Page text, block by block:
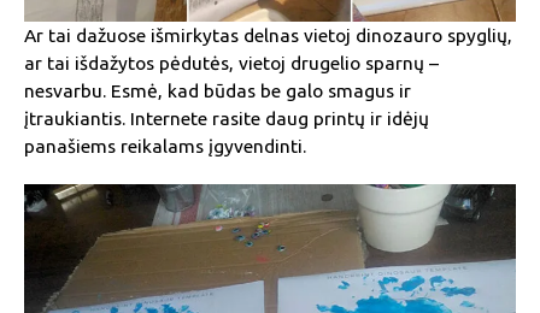
Ar tai dažuose išmirkytas delnas vietoj dinozauro spyglių,
ar tai išdažytos pėdutės, vietoj drugelio sparnų –
nesvarbu. Esmė, kad būdas be galo smagus ir
įtraukiantis. Internete rasite daug printų ir idėjų
panašiems reikalams įgyvendinti.